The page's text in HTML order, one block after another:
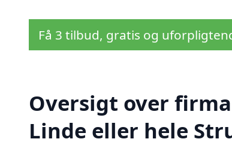
Få 3 tilbud, gratis og
Oversigt over
Linde eller hele